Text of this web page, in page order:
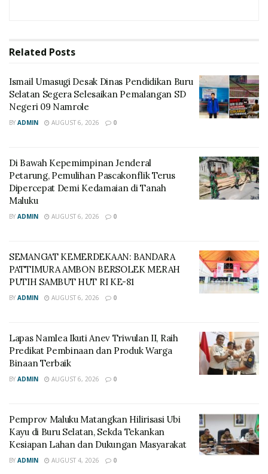
Related Posts
Ismail Umasugi Desak Dinas Pendidikan Buru
Selatan Segera Selesaikan Pemalangan SD
Negeri 09 Namrole
BY ADMIN AUGUST 6, 2026 0
Di Bawah Kepemimpinan Jenderal
Petarung, Pemulihan Pascakonflik Terus
Dipercepat Demi Kedamaian di Tanah
Maluku
BY ADMIN AUGUST 6, 2026 0
SEMANGAT KEMERDEKAAN: BANDARA
PATTIMURA AMBON BERSOLEK MERAH
PUTIH SAMBUT HUT RI KE-81
BY ADMIN AUGUST 6, 2026 0
Lapas Namlea Ikuti Anev Triwulan II, Raih
Predikat Pembinaan dan Produk Warga
Binaan Terbaik
BY ADMIN AUGUST 6, 2026 0
‎Pemprov Maluku Matangkan Hilirisasi Ubi
Kayu di Buru Selatan, Sekda Tekankan
Kesiapan Lahan dan Dukungan Masyarakat
BY ADMIN AUGUST 4, 2026 0